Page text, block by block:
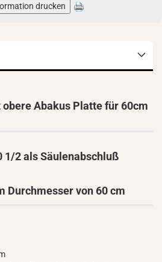
drucken
Abakus Platte für 60cm
1/2 als Säulenabschluß
Durchmesser von 60 cm